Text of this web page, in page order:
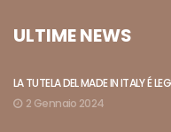
ULTIME NEWS
LA TUTELA DEL MADE IN ITALY É
2 Gennaio 2024